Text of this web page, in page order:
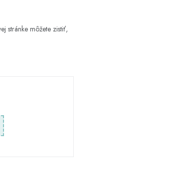
stránke môžete zistiť,